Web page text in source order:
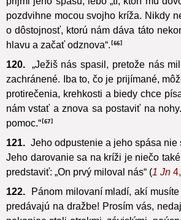
prijmi jeho spásu, lebo „tí, ktorí mu
pozdvihne mocou svojho kríža. Nikdy
o dôstojnosť, ktorú nám dáva táto
hlavu a začať odznova“.
120.
„Ježiš nás spasil, pretože nás
zachránené. Iba to, čo je prijímané,
protirečenia, krehkosti a biedy chce
nám vstať a znova sa postaviť na
pomoc.“
121. Jeho odpustenie a jeho spása
Jeho darovanie sa na kríži je niečo
predstaviť: „On prvý miloval nás“ (1 Jn
122.
Pánom milovaní mladí, akí
predávajú na dražbe! Prosím vás,